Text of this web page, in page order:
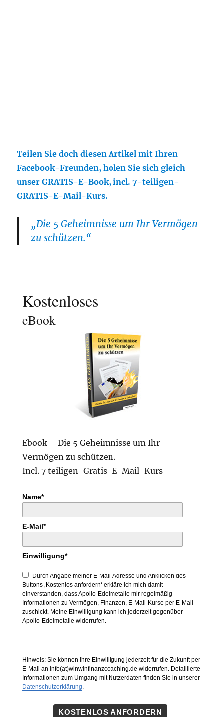
Teilen Sie doch diesen Artikel mit Ihren
Facebook-Freunden, holen Sie sich gleich
unser GRATIS-E-Book, incl. 7-teiligen-
GRATIS-E-Mail-Kurs.
„Die 5 Geheimnisse um Ihr Vermögen
zu schützen.“
Kostenloses
eBook
Ebook – Die 5 Geheimnisse um Ihr
Vermögen zu schützen.
Incl. 7 teiligen-Gratis-E-Mail-Kurs
Name*
E-Mail*
Einwilligung*
Durch Angabe meiner E-Mail-Adresse und Anklicken des
Buttons ‚Kostenlos anfordern‘ erkläre ich mich damit
einverstanden, dass Apollo-Edelmetalle mir regelmäßig
Informationen zu Vermögen, Finanzen, E-Mail-Kurse per E-Mail
zuschickt. Meine Einwilligung kann ich jederzeit gegenüber
Apollo-Edelmetalle widerrufen.
Hinweis: Sie können Ihre Einwilligung jederzeit für die Zukunft per
E-Mail an info(at)winwinfinanzcoaching.de widerrufen. Detaillierte
Informationen zum Umgang mit Nutzerdaten finden Sie in unserer
Datenschutzerklärung.
KOSTENLOS ANFORDERN